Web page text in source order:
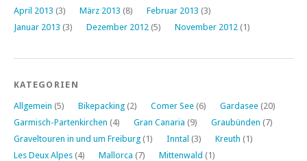
April 2013 (3) März 2013 (8) Februar 2013 (3)
Januar 2013 (3) Dezember 2012 (5) November 2012 (1)
KATEGORIEN
Allgemein (5) Bikepacking (2) Comer See (6) Gardasee (20)
Garmisch-Partenkirchen (4) Gran Canaria (9) Graubünden (7)
Graveltouren in und um Freiburg (1) Inntal (3) Kreuth (1)
Les Deux Alpes (4) Mallorca (7) Mittenwald (1)